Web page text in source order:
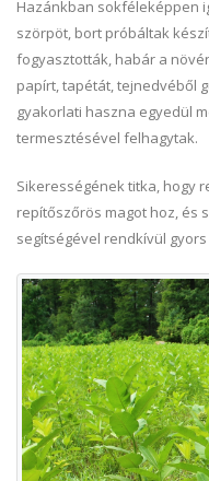
Hazánkban sokféleképpen
szörpöt, bort próbáltak
fogyasztották, habár a
papírt, tapétát, tejnedvéből
gyakorlati haszna egyedül
termesztésével felhagytak.
Sikerességének titka, hogy
repítőszőrös magot hoz, és
segítségével rendkívül